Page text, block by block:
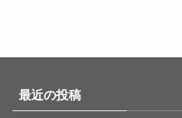
最近の投稿